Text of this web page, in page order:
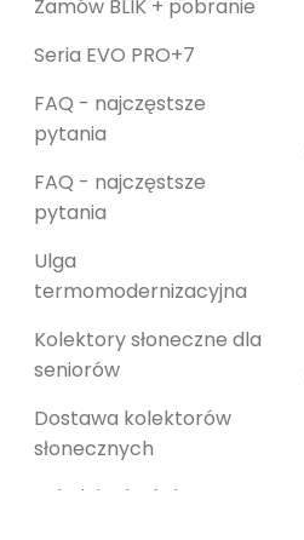
Sprawdź
Zamów BLIK + pobranie
Seria EVO PRO+7
FAQ - najczęstsze
pytania
FAQ - najczęstsze
pytania
Ulga
termomodernizacyjna
Kolektory słoneczne dla
seniorów
Dostawa kolektorów
słonecznych
Jak dojechać do nas